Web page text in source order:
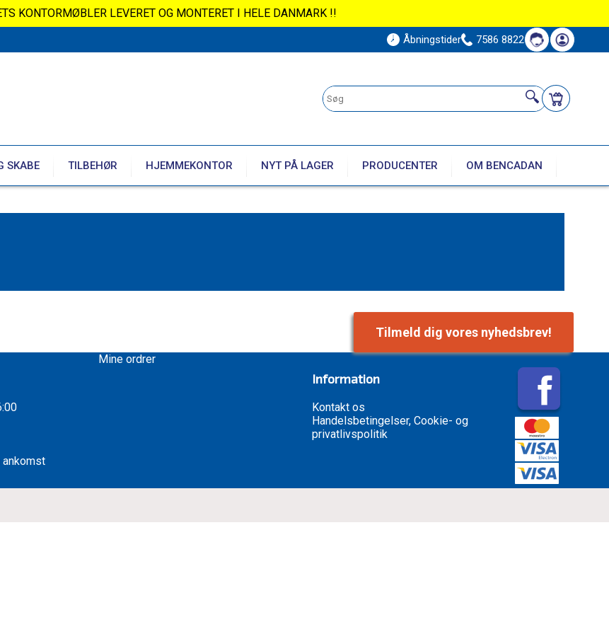
KONTORMØBLER LEVERET OG MONTERET I HELE DANMARK !!
Åbningstider 7586 8822
SKABE TILBEHØR HJEMMEKONTOR NYT PÅ LAGER PRODUCENTER OM BENCADAN
Tilmeld dig vores nyhedsbrev!
ankomst
Mine ordrer
Information
Kontakt os
Handelsbetingelser, Cookie- og
privatlivspolitik